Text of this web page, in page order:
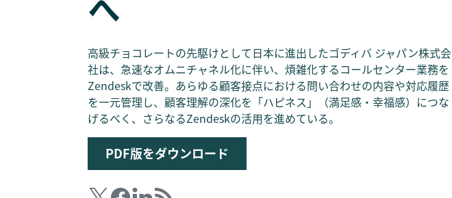
高級チョコレートの先駆けとして日本に進出したゴディバ ジャパン株式会
社は、急速なオムニチャネル化に伴い、煩雑化するコールセンター業務を
Zendeskで改善。あらゆる顧客接点における問い合わせの内容や対応履歴
を一元管理し、顧客理解の深化を「ハピネス」（満足感・幸福感）につな
げるべく、さらなるZendeskの活用を進めている。
PDF版をダウンロード